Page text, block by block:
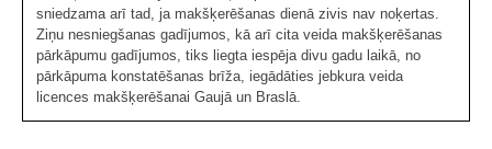
sniedzama arī tad, ja makšķerēšanas dienā zivis nav noķertas.
Ziņu nesniegšanas gadījumos, kā arī cita veida makšķerēšanas
pārkāpumu gadījumos, tiks liegta iespēja divu gadu laikā, no
pārkāpuma konstatēšanas brīža, iegādāties jebkura veida
licences makšķerēšanai Gaujā un Braslā.